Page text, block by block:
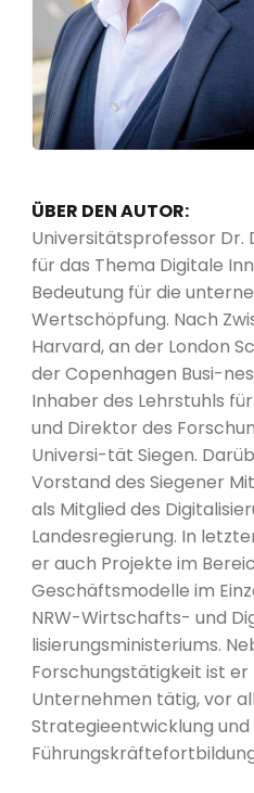
ÜBER DEN AUTOR:
Universitätsprofessor Dr.
für das Thema Digitale
Bedeutung für die
Wertschöpfung. Nach
Harvard, an der London
der Copenhagen Busi-
Inhaber des Lehrstuhls
und Direktor des
Universi-tät Siegen.
Vorstand des Siegener
als Mitglied des
Landesregierung. In
er auch Projekte im
Geschäftsmodelle im
NRW-Wirtschafts- und
lisierungsministeriums.
Forschungstätigkeit ist
Unternehmen tätig, vor
Strategieentwicklung und